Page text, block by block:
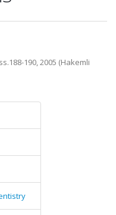
190, 2005 (Hakemli